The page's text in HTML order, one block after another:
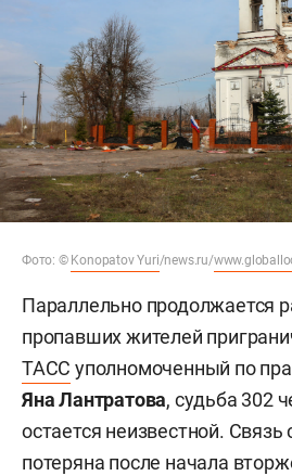
Фото: © Konopatov Yuri/news.ru/
Параллельно продолжается
пропавших жителей
ТАСС уполномоченный по
Яна Лантратова, судьба 302
остается неизвестной.
потеряна после начала